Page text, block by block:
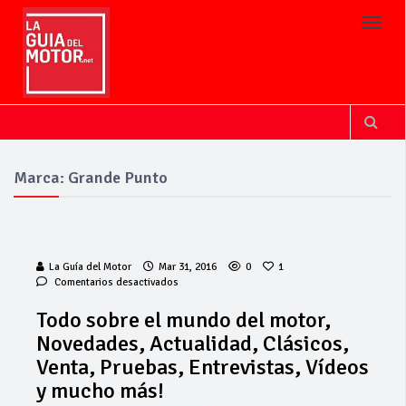
Marca: Grande Punto
La Guía del Motor Mar 31, 2016 0
1
Comentarios desactivados
el
mundo
del
motor,
Todo sobre el mundo del motor,
Novedades, Actualidad, Clásicos,
Venta, Pruebas, Entrevistas, Vídeos
y mucho más!